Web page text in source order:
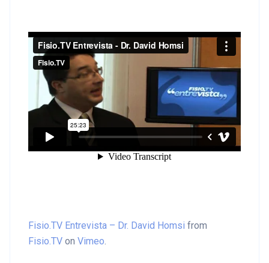
Fisio.TV Entrevista – Dr. David Homsi from
Fisio.TV on Vimeo.